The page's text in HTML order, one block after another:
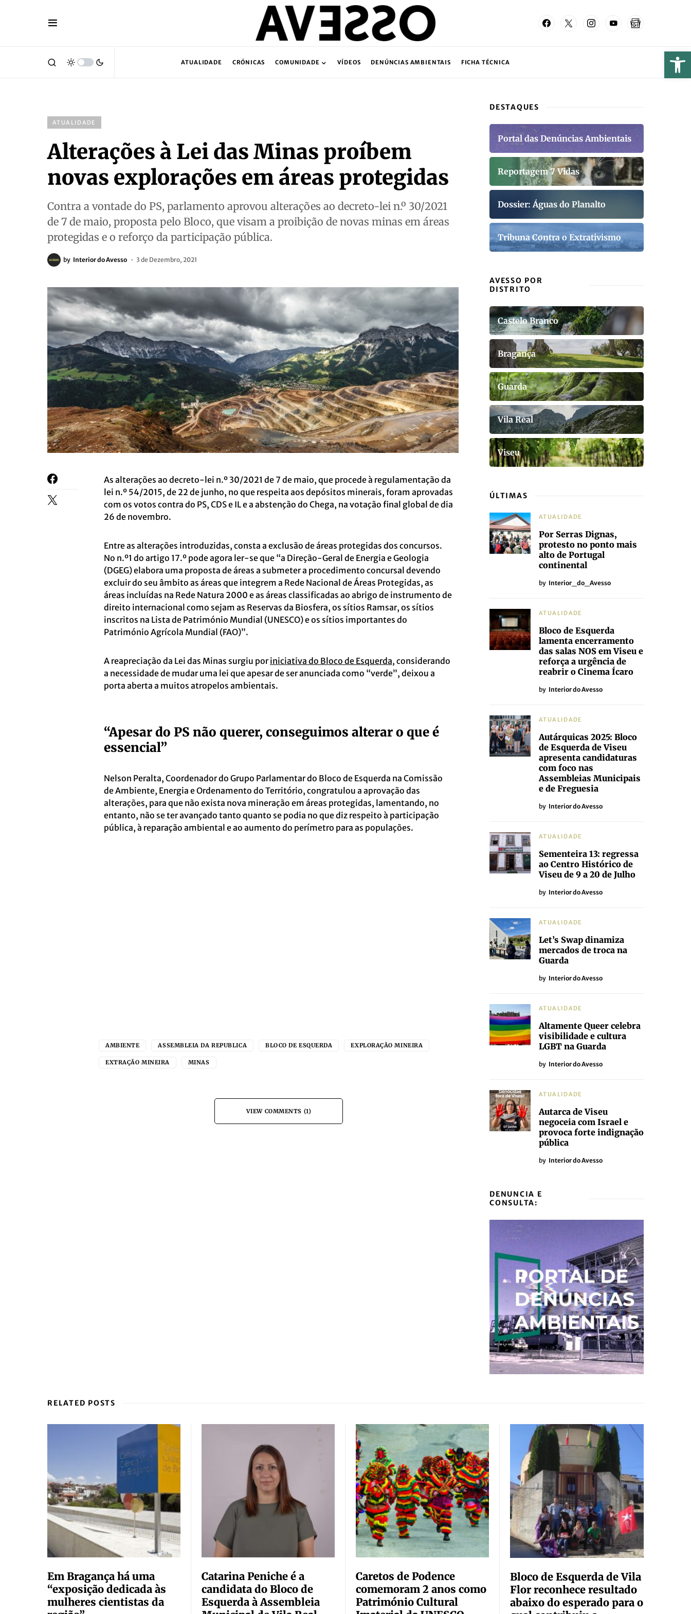
ATUALIDADE CRÓNICAS COMUNIDADE VÍDEOS DENÚNCIAS AMBIENTAIS FICHA TÉCNICA
ATUALIDADE
Alterações à Lei das Minas proíbem
novas explorações em áreas protegidas
Contra a vontade do PS, parlamento aprovou alterações ao decreto-lei n.º 30/2021
de 7 de maio, proposta pelo Bloco, que visam a proibição de novas minas em áreas
protegidas e o reforço da participação pública.
by Interior do Avesso 3 de Dezembro, 2021
As alterações ao decreto-lei n.º 30/2021 de 7 de maio, que procede à regulamentação da
lei n.º 54/2015, de 22 de junho, no que respeita aos depósitos minerais, foram aprovadas
com os votos contra do PS, CDS e IL e a abstenção do Chega, na votação final global de dia
26 de novembro.
Entre as alterações introduzidas, consta a exclusão de áreas protegidas dos concursos.
No n.º1 do artigo 17.º pode agora ler-se que “a Direção-Geral de Energia e Geologia
(DGEG) elabora uma proposta de áreas a submeter a procedimento concursal devendo
excluir do seu âmbito as áreas que integrem a Rede Nacional de Áreas Protegidas, as
áreas incluídas na Rede Natura 2000 e as áreas classificadas ao abrigo de instrumento de
direito internacional como sejam as Reservas da Biosfera, os sítios Ramsar, os sítios
inscritos na Lista de Património Mundial (UNESCO) e os sítios importantes do
Património Agrícola Mundial (FAO)”.
A reapreciação da Lei das Minas surgiu poriniciativa do Bloco de Esquerda, considerando
a necessidade de mudar uma lei que apesar de ser anunciada como “verde”, deixou a
porta aberta a muitos atropelos ambientais.
“Apesar do PS não querer, conseguimos alterar o que é
essencial”
Nelson Peralta, Coordenador do Grupo Parlamentar do Bloco de Esquerda na Comissão
de Ambiente, Energia e Ordenamento do Território, congratulou a aprovação das
alterações, para que não exista nova mineração em áreas protegidas, lamentando, no
entanto, não se ter avançado tanto quanto se podia no que diz respeito à participação
pública, à reparação ambiental e ao aumento do perímetro para as populações.
AMBIENTE ASSEMBLEIA DA REPUBLICA BLOCO DE ESQUERDA EXPLORAÇÃO MINEIRA
EXTRAÇÃO MINEIRA MINAS
VIEW COMMENTS (1)
DESTAQUES
Portal das Denúncias Ambientais
Reportagem 7 Vidas
Dossier: Águas do Planalto
Tribuna Contra o Extrativismo
AVESSO POR
DISTRITO
Castelo Branco
Bragança
Guarda
Vila Real
Viseu
ÚLTIMAS
ATUALIDADE
Por Serras Dignas,
protesto no ponto mais
alto de Portugal
continental
by Interior_do_Avesso
ATUALIDADE
Bloco de Esquerda
lamenta encerramento
das salas NOS em Viseu e
reforça a urgência de
reabrir o Cinema Ícaro
by Interior do Avesso
ATUALIDADE
Autárquicas 2025: Bloco
de Esquerda de Viseu
apresenta candidaturas
com foco nas
Assembleias Municipais
e de Freguesia
by Interior do Avesso
ATUALIDADE
Sementeira 13: regressa
ao Centro Histórico de
Viseu de 9 a 20 de Julho
by Interior do Avesso
ATUALIDADE
Let’s Swap dinamiza
mercados de troca na
Guarda
by Interior do Avesso
ATUALIDADE
Altamente Queer celebra
visibilidade e cultura
LGBT na Guarda
by Interior do Avesso
ATUALIDADE
Autarca de Viseu
negoceia com Israel e
provoca forte indignação
pública
by Interior do Avesso
DENUNCIA E
CONSULTA:
RELATED POSTS
Em Bragança há uma
“exposição dedicada às
mulheres cientistas da
Catarina Peniche é a
candidata do Bloco de
Esquerda à Assembleia
Caretos de Podence
comemoram 2 anos como
Património Cultural
Bloco de Esquerda de Vila
Flor reconhece resultado
abaixo do esperado para o